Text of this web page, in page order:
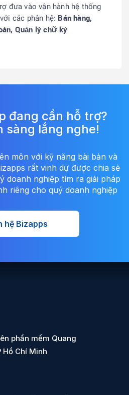
đưa vào vận hành hệ thống
các phân hệ: Bán hàng,
Quản lý chữ ký
đang cần hỗ trợ?
sàng lắng nghe!
môn với kỹ năng bài bản và
rất vinh dự được chia sẻ
doanh nghiệp tìm ra giải pháp
riêng cho quý doanh nghiệp
hệ Bizapps
phần mềm Quang
Hồ Chí Minh